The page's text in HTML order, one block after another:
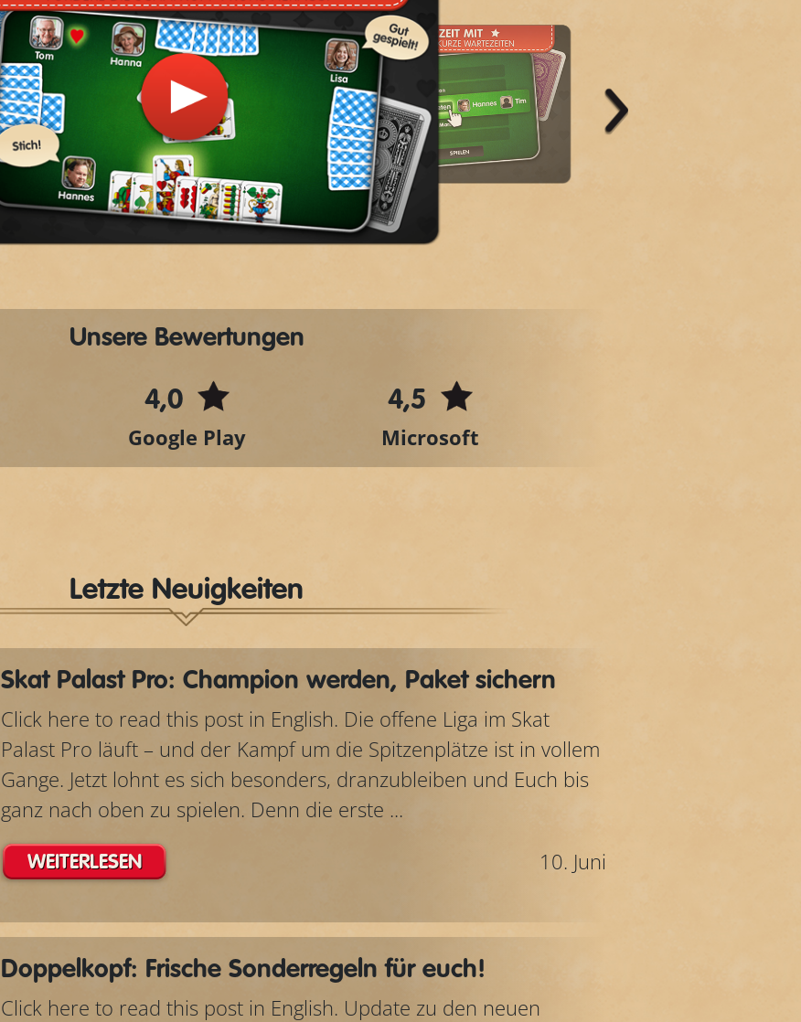
Play
Video
Unsere Bewertungen
4,0
Google Play
4,5
Microsoft
Letzte Neuigkeiten
Skat Palast Pro: Champion werden, Paket sichern
Click here to read this post in English. Die offene Liga im Skat
Palast Pro läuft – und der Kampf um die Spitzenplätze ist in vollem
Gange. Jetzt lohnt es sich besonders, dranzubleiben und Euch bis
ganz nach oben zu spielen. Denn die erste ...
WEITERLESEN 10. Juni
Doppelkopf: Frische Sonderregeln für euch!
Click here to read this post in English. Update zu den neuen